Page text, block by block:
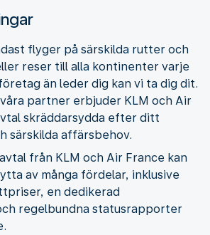
flyger på särskilda rutter och
reser till alla kontinenter varje
än leder dig kan vi ta dig dit.
våra partner erbjuder KLM och Air
skräddarsydda efter ditt
särskilda affärsbehov.
från KLM och Air France kan
av många fördelar, inklusive
en dedikerad
regelbundna statusrapporter